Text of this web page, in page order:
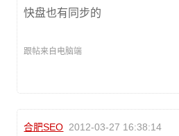
快盘也有同步的
跟帖来自电脑端
合肥SEO 2012-03-27 16:38:14